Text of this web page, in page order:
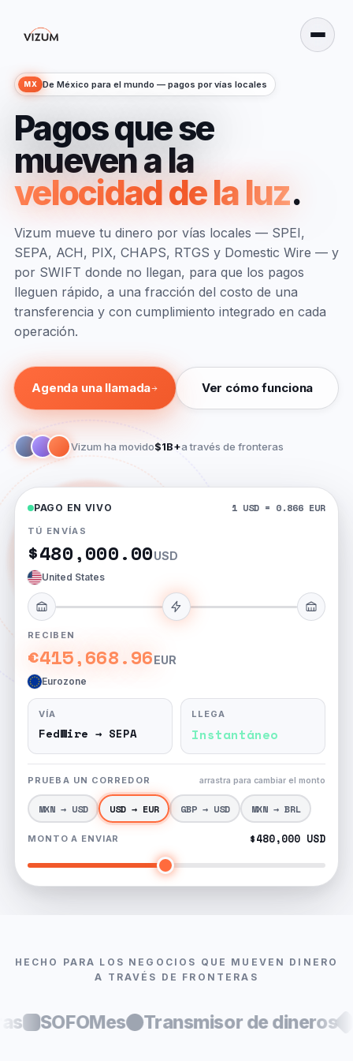
una llamada
MX De México para el mundo — pagos por vías locales
Pagos que se
mueven a la
velocidad de la luz.
Vizum mueve tu dinero por vías locales — SPEI,
SEPA, ACH, PIX, CHAPS, RTGS y Domestic Wire — y
por SWIFT donde no llegan, para que los pagos
lleguen rápido, a una fracción del costo de una
transferencia y con cumplimiento integrado en cada
operación.
Agenda una llamada Ver cómo funciona
Vizum ha movido$1B+a través de fronteras
PAGO EN VIVO 1 GBP = 1.270 USD
TÚ ENVÍAS
£380,000.00GBP
United Kingdom
RECIBEN
$482,600.00USD
United States
VÍA
FPS → ACH
LLEGA
Mismo día
PRUEBA UN CORREDOR arrastra para cambiar el monto
MXN → USD USD → EUR GBP → USD MXN → BRL
MONTO A ENVIAR £380,000 GBP
HECHO PARA LOS NEGOCIOS QUE MUEVEN DINERO
A TRAVÉS DE FRONTERAS
de dineros PyMEs Brókers de